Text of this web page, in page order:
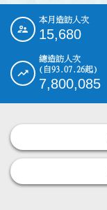
::: 本月造訪人次
15,680
總造訪人次
(自93.07.26起)
7,800,085